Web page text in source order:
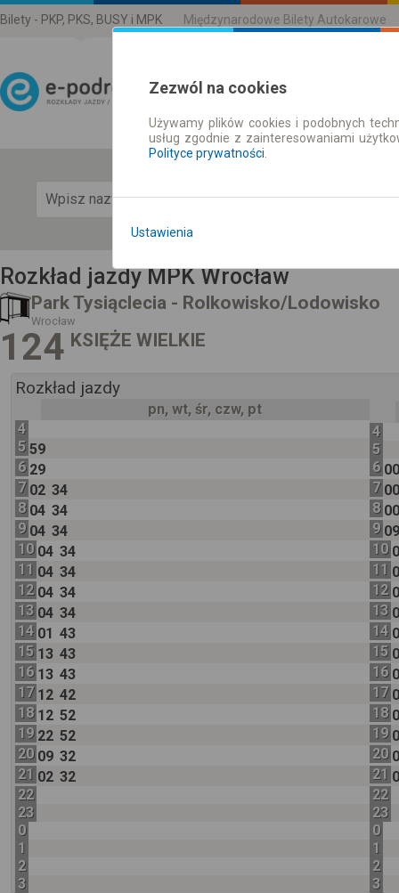
Bilety - PKP, PKS, BUSY i MPK Międzynarodowe Bilety Autokarowe
Rozkład Jazdy | Bilety
Rozkład jazdy MPK Wrocław
Park Tysiąclecia - Rolkowisko/Lodowisko
Wrocław
124 KSIĘŻE WIELKIE
Rozkład jazdy
pn, wt, śr, czw, pt
4
5 59
6 29
7 02 34
8 04 34
9 04 34
10 04 34
11 04 34
12 04 34
13 04 34
14 01 43
15 13 43
16 13 43
17 12 42
18 12 52
19 22 52
20 09 32
21 02 32
22
23
0
1
2
3
4
5
6
7
8
9
10
11
12
13
14
15
16
17
18
19
20
21
22
23
0
1
2
3
Zezwól na cookies
Używamy plików cookies i podobnych
usług zgodnie z zainteresowaniami
Polityce prywatności
Ustawienia